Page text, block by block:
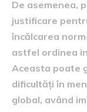
De asemenea,
justificare
încălcarea
astfel ordinea
Aceasta poate
dificultăți în
global, având